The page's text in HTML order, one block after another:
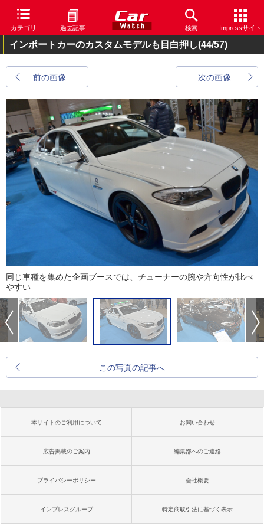
カテゴリ 過去記事 検索 Impressサイト
インポートカーのカスタムモデルも目白押し(44/57)
前の画像 次の画像
同じ車種を集めた企画ブースでは、チューナーの腕や方向性が比べ
やすい
この写真の記事へ
本サイトのご利用について お問い合わせ
広告掲載のご案内 編集部へのご連絡
プライバシーポリシー 会社概要
インプレスグループ 特定商取引法に基づく表示